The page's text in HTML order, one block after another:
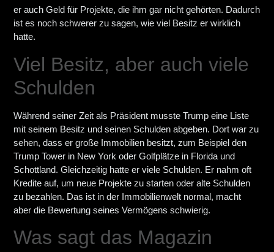
er auch Geld für Projekte, die ihm gar nicht gehörten. Dadurch
ist es noch schwerer zu sagen, wie viel Besitz er wirklich
hatte.
Viel Besitz, aber auch viele
Schulden
Während seiner Zeit als Präsident musste Trump eine Liste
mit seinem Besitz und seinen Schulden abgeben. Dort war zu
sehen, dass er große Immobilien besitzt, zum Beispiel den
Trump Tower in New York oder Golfplätze in Florida und
Schottland. Gleichzeitig hatte er viele Schulden. Er nahm oft
Kredite auf, um neue Projekte zu starten oder alte Schulden
zu bezahlen. Das ist in der Immobilienwelt normal, macht
aber die Bewertung seines Vermögens schwierig.
Was sagt das Magazin